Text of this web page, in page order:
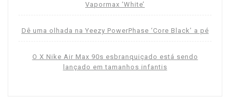
Vapormax ‘White’
Dê uma olhada na Yeezy PowerPhase ‘Core Black’ a pé
O X Nike Air Max 90s esbranquiçado está sendo
lançado em tamanhos infantis